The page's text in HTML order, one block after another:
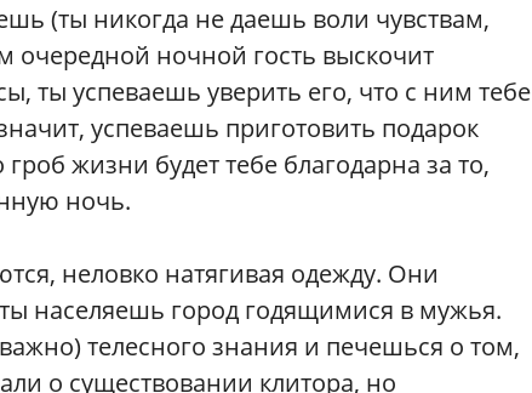
(ты никогда не даешь воли чувствам,
очередной ночной гость выскочит
ты успеваешь уверить его, что с ним тебе
успеваешь приготовить подарок
жизни будет тебе благодарна за то,
ночь.
неловко натягивая одежду. Они
населяешь город годящимися в мужья.
телесного знания и печешься о том,
о существовании клитора, но